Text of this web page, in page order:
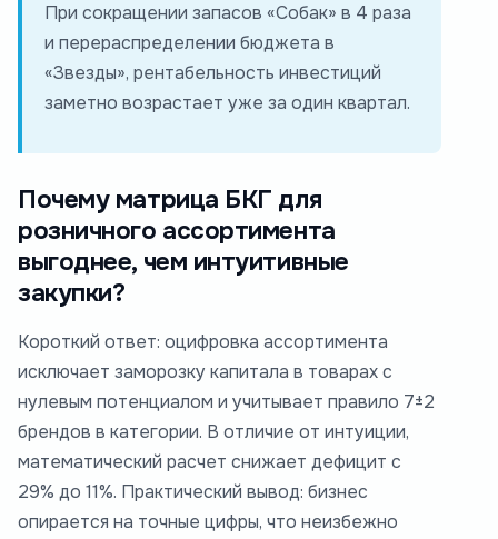
При сокращении запасов «Собак» в 4 раза
и перераспределении бюджета в
«Звезды», рентабельность инвестиций
заметно возрастает уже за один квартал.
Почему матрица БКГ для
розничного ассортимента
выгоднее, чем интуитивные
закупки?
Короткий ответ: оцифровка ассортимента
исключает заморозку капитала в товарах с
нулевым потенциалом и учитывает правило 7±2
брендов в категории. В отличие от интуиции,
математический расчет снижает дефицит с
29% до 11%. Практический вывод: бизнес
опирается на точные цифры, что неизбежно